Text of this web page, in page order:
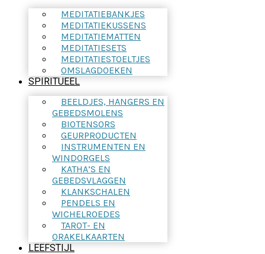
MEDITATIEBANKJES
MEDITATIEKUSSENS
MEDITATIEMATTEN
MEDITATIESETS
MEDITATIESTOELTJES
OMSLAGDOEKEN
SPIRITUEEL
BEELDJES, HANGERS EN
GEBEDSMOLENS
BIOTENSORS
GEURPRODUCTEN
INSTRUMENTEN EN
WINDORGELS
KATHA’S EN
GEBEDSVLAGGEN
KLANKSCHALEN
PENDELS EN
WICHELROEDES
TAROT- EN
ORAKELKAARTEN
LEEFSTIJL